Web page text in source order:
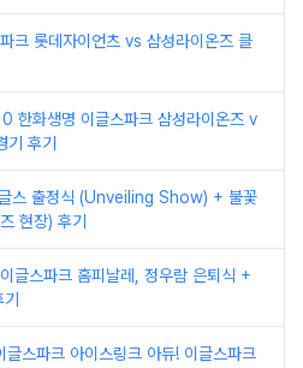
크 롯데자이언츠 vs 삼성라이온즈 클
화생명 이글스파크 삼성라이온즈 v
기 후기
스 출정식 (Unveiling Show) + 불꽃
현장) 후기
글스파크 홈피날레, 정우람 은퇴식 +
기
스파크 아이스링크 아듀! 이글스파크